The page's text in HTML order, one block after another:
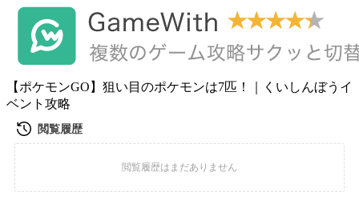
【ポケモンGO】狙い目のポケモンは7匹！｜くいしんぼうイ
ベント攻略